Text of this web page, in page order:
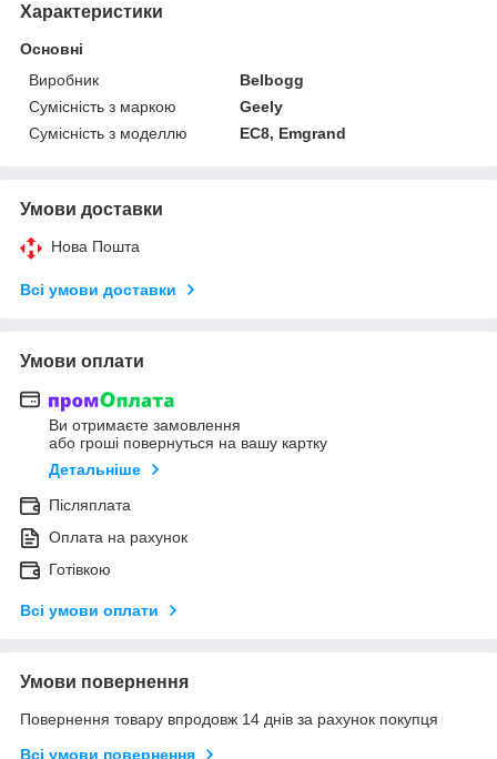
Характеристики
Основні
Виробник
Belbogg
Сумісність з маркою
Geely
Сумісність з моделлю
EC8, Emgrand
Умови доставки
Нова Пошта
Всі умови доставки
Умови оплати
Ви отримаєте замовлення
або гроші повернуться на вашу картку
Детальніше
Післяплата
Оплата на рахунок
Готівкою
Всі умови оплати
Умови повернення
Повернення товару впродовж 14 днів за рахунок покупця
Всі умови повернення